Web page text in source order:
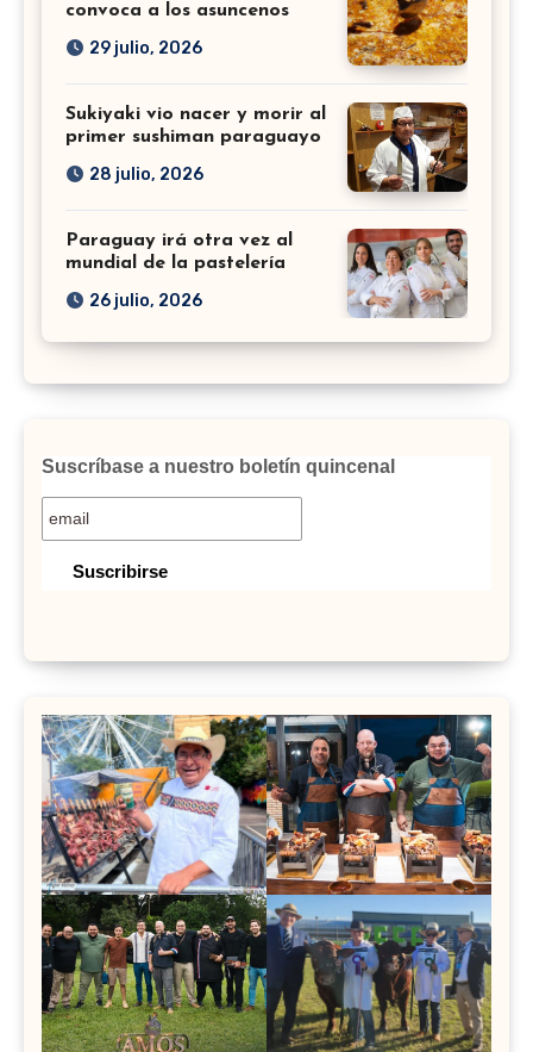
convoca a los asuncenos
29 julio, 2026
Sukiyaki vio nacer y morir al
primer sushiman paraguayo
28 julio, 2026
Paraguay irá otra vez al
mundial de la pastelería
26 julio, 2026
Suscríbase a nuestro boletín quincenal